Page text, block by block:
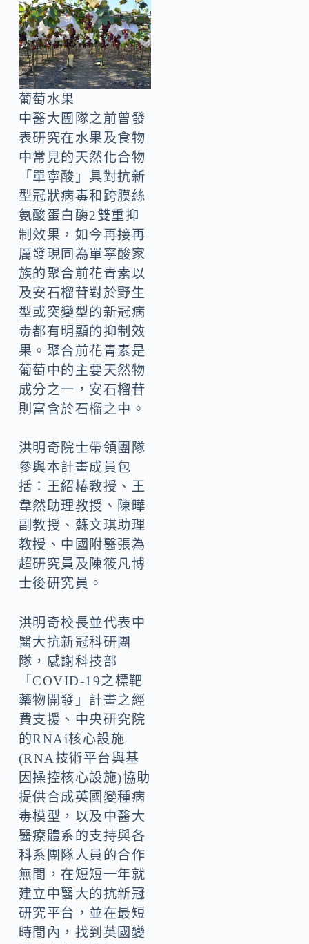
葡萄水果
中醫大團隊之前曾發
表研究在水果及食物
中常見的天然化合物
「單寧酸」具對抗新
型冠狀病毒和跨膜絲
氨酸蛋白酶2雙重抑
制效果，如今再接再
厲發現同為單寧酸家
族的聚合前花青素以
及安石榴苷對於野生
型或突變型的新冠病
毒都有明顯的抑制效
果。聚合前花青素是
葡萄中的主要天然物
成分之一，安石榴苷
則富含於石榴之中。
洪明奇院士帶領團隊
參與本計畫成員包
括：王紹椿教授、王
韋然助理教授、陳曄
副教授、蘇文琪助理
教授、中國附醫張為
超研究員及陳筱凡博
士後研究員。
洪明奇校長並代表中
醫大抗新冠科研團
隊，感謝科技部
「COVID-19之標靶
藥物開發」計畫之經
費支援、中央研究院
的RNAi核心設施
(RNA技術平台與基
因操控核心設施)協助
提供合成英國變種病
毒模型，以及中醫大
醫療體系的支持與各
科系團隊人員的合作
無間，在短短一年就
建立中醫大的抗新冠
研究平台，並在最短
時間內，找到英國變